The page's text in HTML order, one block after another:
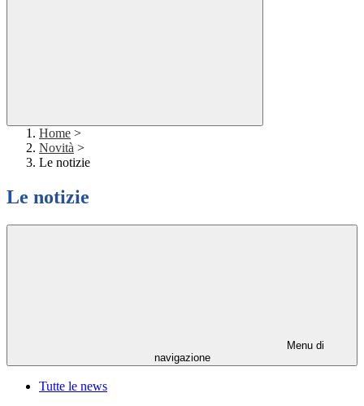
Home >
Novità >
Le notizie
Le notizie
Menu di
navigazione
Tutte le news